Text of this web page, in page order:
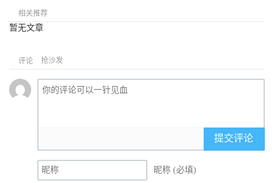
相关推荐
暂无文章
评论 抢沙发
提交评论
昵称 (必填)